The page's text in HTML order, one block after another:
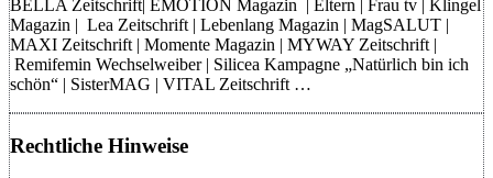
BELLA Zeitschrift| EMOTION Magazin | Eltern | Frau tv | Klingel
Magazin | Lea Zeitschrift | Lebenlang Magazin | MagSALUT |
MAXI Zeitschrift | Momente Magazin | MYWAY Zeitschrift |
Remifemin Wechselweiber | Silicea Kampagne „Natürlich bin ich
schön“ | SisterMAG | VITAL Zeitschrift …
Rechtliche Hinweise